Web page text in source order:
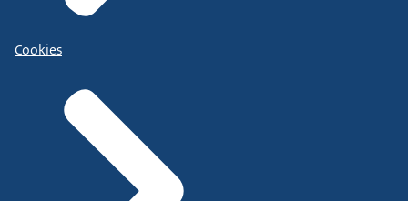
Cookies